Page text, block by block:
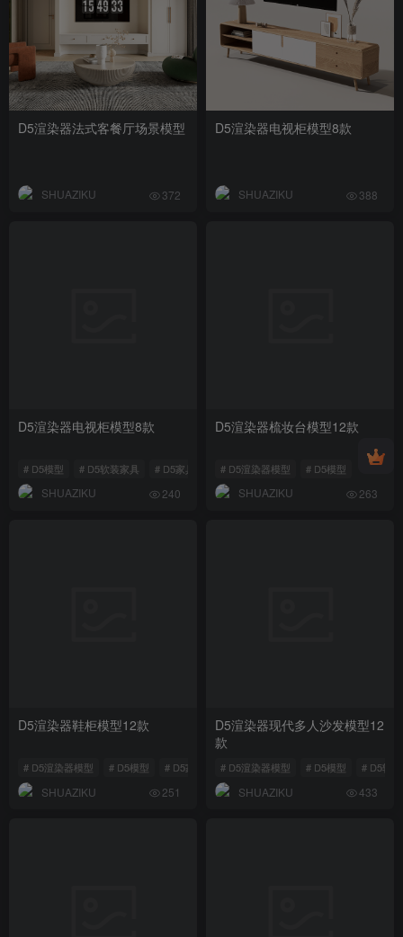
D5渲染器法式客餐厅场景模型
SHUAZIKU 372
D5渲染器电视柜模型8款
SHUAZIKU 388
D5渲染器电视柜模型8款
# D5模型 # D5软装家具 # D5家具模型
SHUAZIKU 240
D5渲染器梳妆台模型12款
# D5渲染器模型 # D5模型
SHUAZIKU 263
D5渲染器鞋柜模型12款
# D5渲染器模型 # D5模型 # D5家具模型
SHUAZIKU 251
D5渲染器现代多人沙发模型12
款
# D5渲染器模型 # D5模型 # D5软
SHUAZIKU 433